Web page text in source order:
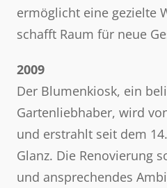
ermöglicht eine gezielte
schafft Raum für neue
2009
Der Blumenkiosk, ein
Gartenliebhaber, wird
und erstrahlt seit dem
Glanz. Die Renovierung
und ansprechendes